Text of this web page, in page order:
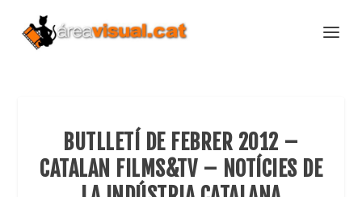
BUTLLETÍ DE FEBRER 2012 –
CATALAN FILMS&TV – NOTÍCIES DE